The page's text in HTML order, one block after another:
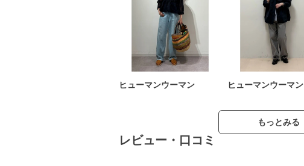
ヒューマンウーマン ヒューマンウーマン
もっとみる
レビュー・口コミ